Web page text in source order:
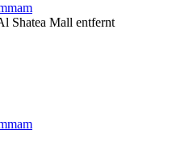
Shatea Mall entfernt